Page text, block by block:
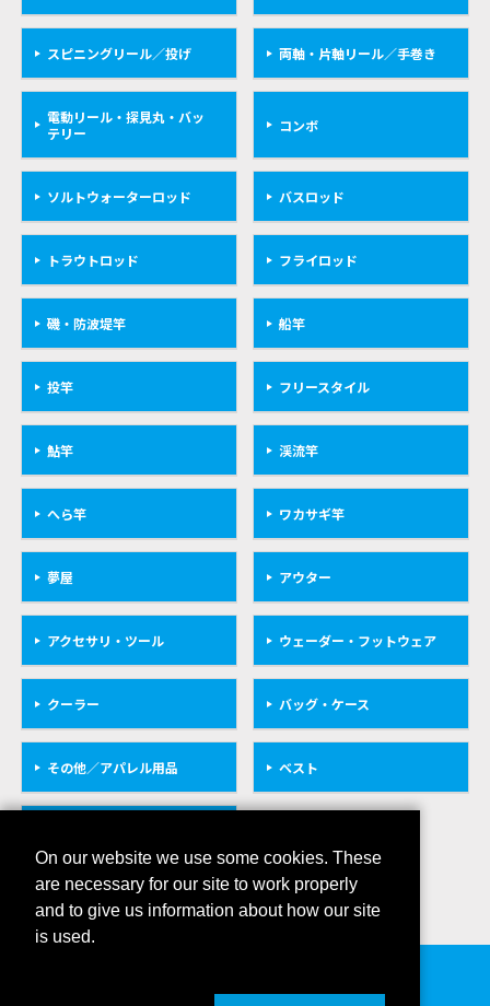
スピニングリール／投げ 両軸・片軸リール／手巻き
電動リール・探見丸・バッ
テリー
コンボ
ソルトウォーターロッド バスロッド
トラウトロッド フライロッド
磯・防波堤竿 船竿
投竿 フリースタイル
鮎竿 渓流竿
へら竿 ワカサギ竿
夢屋 アウター
アクセサリ・ツール ウェーダー・フットウェア
クーラー バッグ・ケース
その他／アパレル用品 ベスト
On our website we use some cookies. These
are necessary for our site to work properly
and to give us information about how our site
is used.